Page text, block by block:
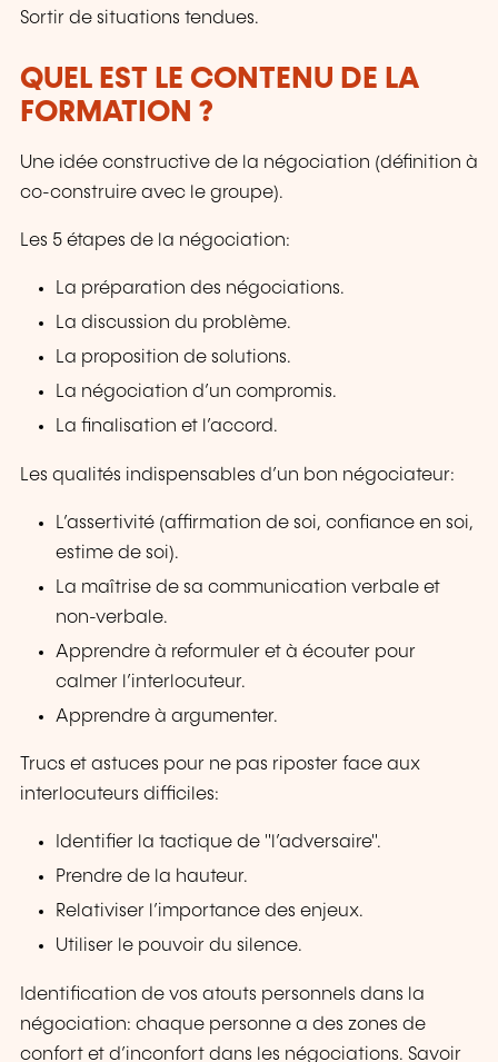
Sortir de situations tendues.
QUEL EST LE CONTENU DE LA
FORMATION ?
Une idée constructive de la négociation (définition à
co-construire avec le groupe).
Les 5 étapes de la négociation:
La préparation des négociations.
La discussion du problème.
La proposition de solutions.
La négociation d’un compromis.
La finalisation et l’accord.
Les qualités indispensables d’un bon négociateur:
L’assertivité (affirmation de soi, confiance en soi,
estime de soi).
La maîtrise de sa communication verbale et
non-verbale.
Apprendre à reformuler et à écouter pour
calmer l’interlocuteur.
Apprendre à argumenter.
Trucs et astuces pour ne pas riposter face aux
interlocuteurs difficiles:
Identifier la tactique de "l’adversaire".
Prendre de la hauteur.
Relativiser l’importance des enjeux.
Utiliser le pouvoir du silence.
Identification de vos atouts personnels dans la
négociation: chaque personne a des zones de
confort et d’inconfort dans les négociations. Savoir